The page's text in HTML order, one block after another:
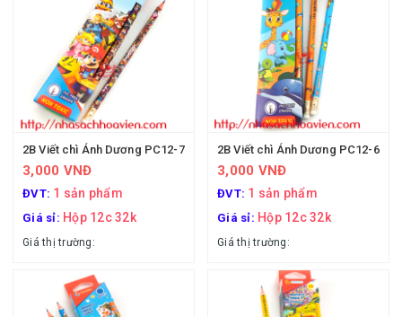
2B Viết chì Ánh Dương PC12-7
3,000 VNĐ
ĐVT: 1 sản phẩm
Giá sỉ: Hộp 12c 32k
Giá thị trường:
2B Viết chì Ánh Dương PC12-6
3,000 VNĐ
ĐVT: 1 sản phẩm
Giá sỉ: Hộp 12c 32k
Giá thị trường: